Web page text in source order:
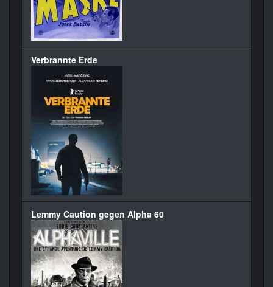
Verbrannte Erde
Lemmy Caution gegen Alpha 60